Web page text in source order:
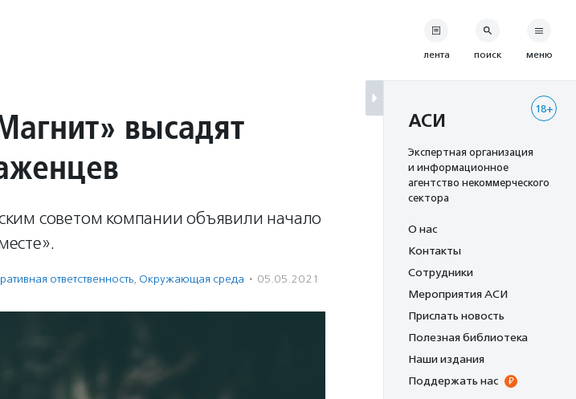
высадят
советом компании объявили начало
ответственность, Окружающая среда · 05.05.2021
лента поиск меню
18+
АСИ
Экспертная организация
и информационное
агентство некоммерческого
сектора
О нас
Контакты
Сотрудники
Мероприятия АСИ
Прислать новость
Полезная библиотека
Наши издания
Поддержать нас